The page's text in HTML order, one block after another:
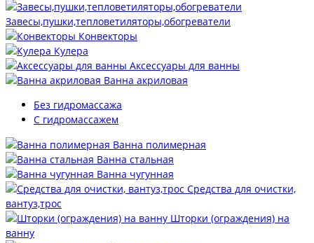
Завесы,пушки,тепловетиляторы,обогреватели
Конвекторы
Кулера
Аксессуары для ванны
Ванна акриловая
Без гидромассажа
С гидромассажем
Ванна полимерная
Ванна стальная
Ванна чугунная
Средства для очистки,
вантуз,трос
Шторки (ограждения) на
ванну